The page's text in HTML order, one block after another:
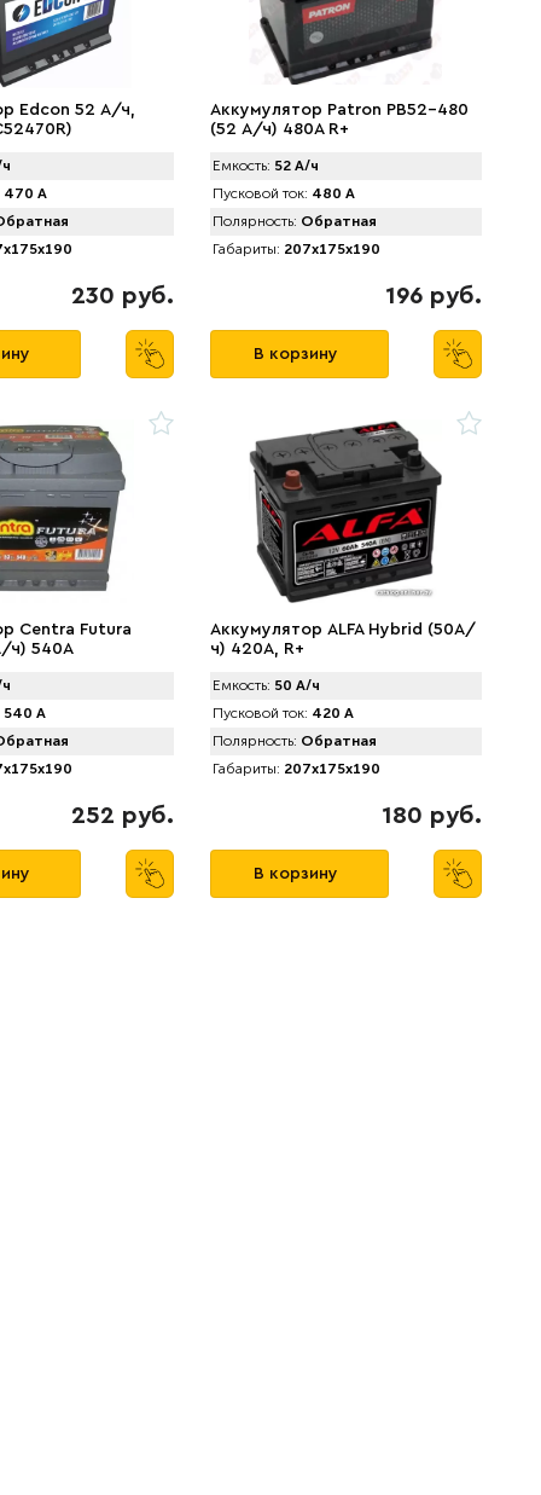
Edcon 52 А/ч,
470 А
230 руб.
Аккумулятор Patron PB52-480
(52 А/ч) 480A R+
Емкость: 52 А/ч
Пусковой ток: 480 А
Полярность: Обратная
Габариты: 207x175x190
196 руб.
В корзину
Centra Futura
ч) 540A
540 А
252 руб.
Аккумулятор ALFA Hybrid (50А/
ч) 420A, R+
Емкость: 50 А/ч
Пусковой ток: 420 А
Полярность: Обратная
Габариты: 207x175x190
180 руб.
В корзину